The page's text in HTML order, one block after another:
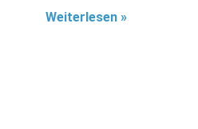
Weiterlesen »